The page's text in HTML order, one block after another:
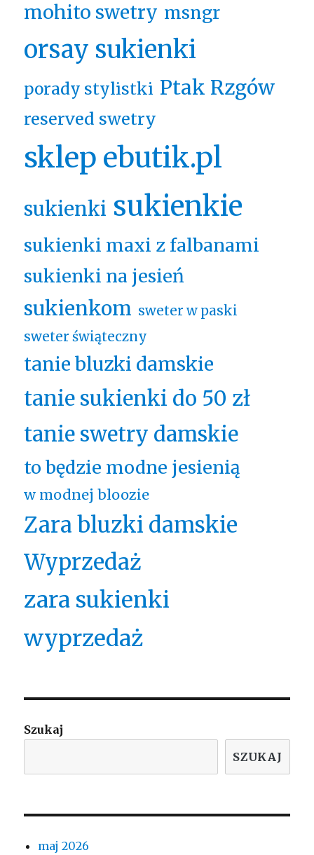
mohito swetry msngr
orsay sukienki
porady stylistki Ptak Rzgów
reserved swetry
sklep ebutik.pl
sukienki sukienkie
sukienki maxi z falbanami
sukienki na jesień
sukienkom sweter w paski
sweter świąteczny
tanie bluzki damskie
tanie sukienki do 50 zł
tanie swetry damskie
to będzie modne jesienią
w modnej bloozie
Zara bluzki damskie
Wyprzedaż
zara sukienki
wyprzedaż
Szukaj
SZUKAJ
maj 2026